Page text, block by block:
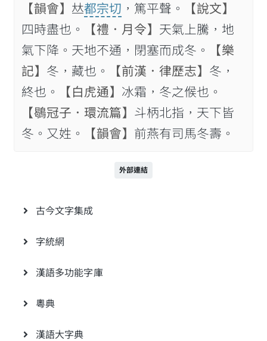
【韻會】 𠀤都宗切 ，篤平聲。
【說文】
四時盡也。
【禮．月令】 天氣上騰，地
氣下降。天地不通，閉塞而成冬。
【樂
記】 冬，藏也。 【前漢．律歷志】 冬，
終也。
【白虎通】 冰霜，冬之𠋫也。
【鶡冠子．環流篇】 斗柄北指，天下皆
冬。又姓。
【韻會】 前燕有司馬冬壽。
外部連結
古今文字集成
字統網
漢語多功能字庫
粵典
漢語大字典